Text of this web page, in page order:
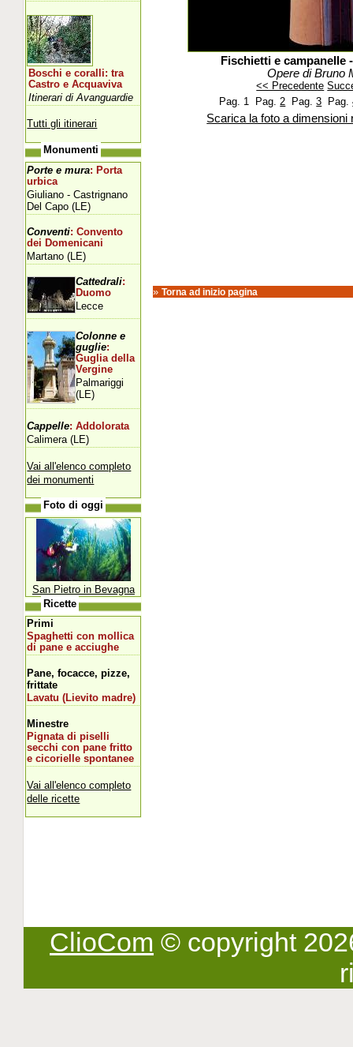
Fischietti e campanelle
Opere di Bruno
<< Precedente
Pag. 1 Pag. 2 Pag.3 Pag.
Scarica la foto a dimensioni
» Torna ad inizio pagina
Boschi e coralli: tra
Castro e Acquaviva
Itinerari di Avanguardie
Tutti gli itinerari
Monumenti
Porte e mura: Porta
urbica
Giuliano - Castrignano
Del Capo (LE)
Conventi: Convento
dei Domenicani
Martano (LE)
Cattedrali:
Duomo
Lecce
Colonne e
guglie:
Guglia della
Vergine
Palmariggi
(LE)
Cappelle: Addolorata
Calimera (LE)
Vai all'elenco completo
dei monumenti
Foto di oggi
San Pietro in Bevagna
Ricette
Primi
Spaghetti con mollica
di pane e acciughe
Pane, focacce, pizze,
frittate
Lavatu (Lievito madre)
Minestre
Pignata di piselli
secchi con pane fritto
e cicorielle spontanee
Vai all'elenco completo
delle ricette
ClioCom © copyright